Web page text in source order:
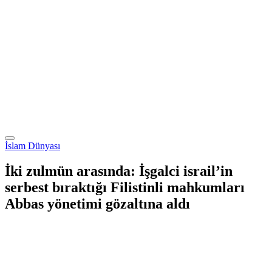
İslam Dünyası
İki zulmün arasında: İşgalci israil’in
serbest bıraktığı Filistinli mahkumları
Abbas yönetimi gözaltına aldı